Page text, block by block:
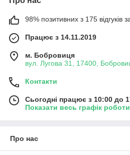
98% позитивних з 175 відгуків
Працює з 14.11.2019
м. Бобровиця
вул. Лугова 31, 17400,
Контакти
Сьогодні працює з 10:00 до
Показати весь графік роботи
Про нас